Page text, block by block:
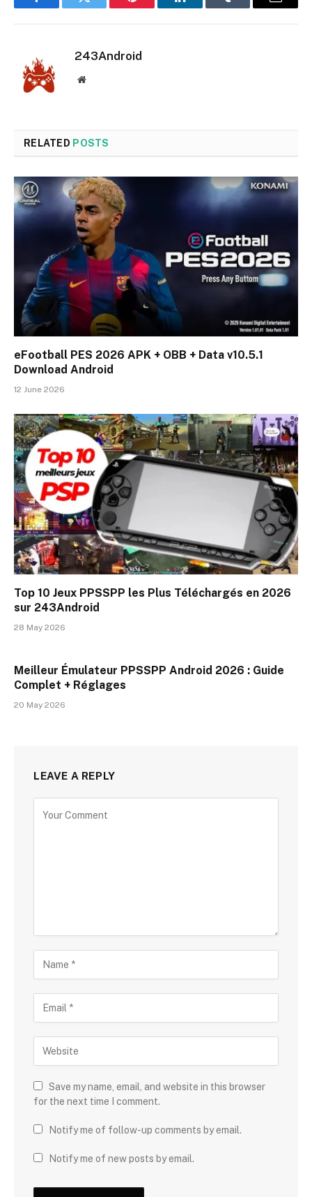
FacebookTwitter Pinterest LinkedInTumblr Email
243Android
Website
RELATED POSTS
eFootball PES 2026 APK + OBB + Data v10.5.1
Download Android
12 June 2026
Top 10 Jeux PPSSPP les Plus Téléchargés en 2026
sur 243Android
28 May 2026
Meilleur Émulateur PPSSPP Android 2026 : Guide
Complet + Réglages
20 May 2026
LEAVE A REPLY
Save my name, email, and website in this browser
for the next time I comment.
Notify me of follow-up comments by email.
Notify me of new posts by email.